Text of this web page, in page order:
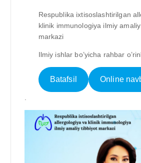
Respublika ixtisoslashtirilgan
klinik immunologiya ilmiy
markazi
Ilmiy ishlar bo’yicha rahbar
Batafsil Online